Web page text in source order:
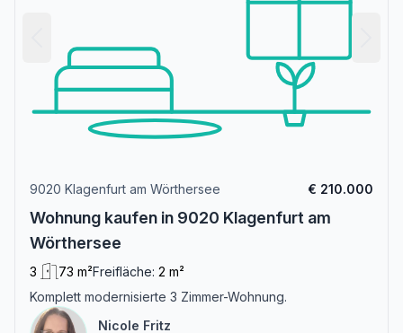
9020 Klagenfurt am Wörthersee € 210.000
Wohnung kaufen in 9020 Klagenfurt am
Wörthersee
3 73 m²Freifläche: 2 m²
Komplett modernisierte 3 Zimmer-Wohnung.
Nicole Fritz